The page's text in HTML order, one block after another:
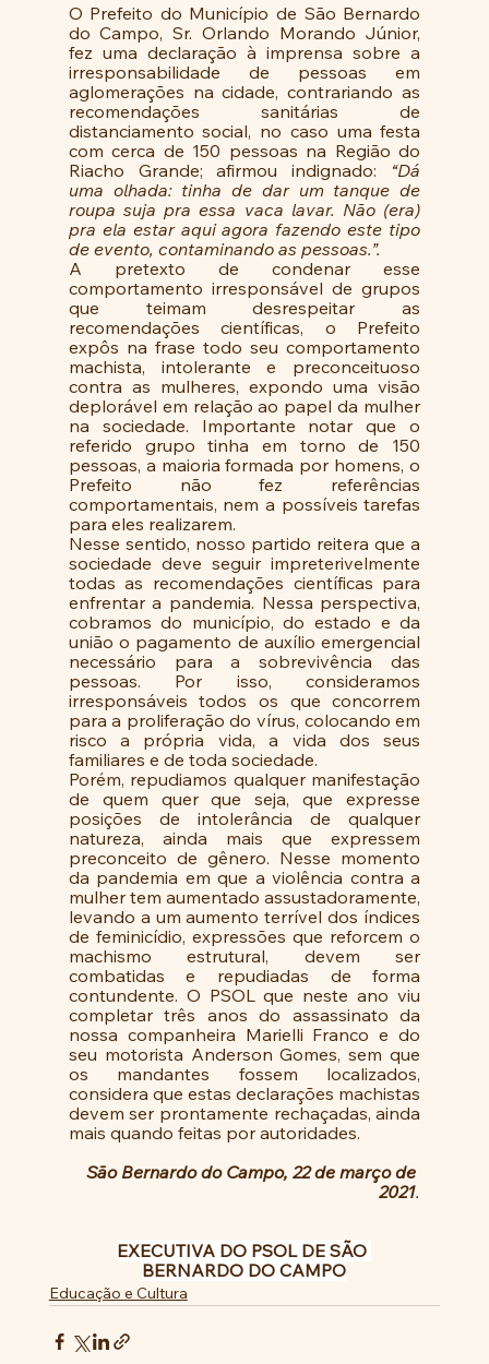
O Prefeito do Município de São Bernardo
do Campo, Sr. Orlando Morando Júnior,
fez uma declaração à imprensa sobre a
irresponsabilidade de pessoas em
aglomerações na cidade, contrariando as
recomendações sanitárias de
distanciamento social, no caso uma festa
com cerca de 150 pessoas na Região do
Riacho Grande; afirmou indignado: “Dá
uma olhada: tinha de dar um tanque de
roupa suja pra essa vaca lavar. Não (era)
pra ela estar aqui agora fazendo este tipo
de evento, contaminando as pessoas.”.
A pretexto de condenar esse
comportamento irresponsável de grupos
que teimam desrespeitar as
recomendações científicas, o Prefeito
expôs na frase todo seu comportamento
machista, intolerante e preconceituoso
contra as mulheres, expondo uma visão
deplorável em relação ao papel da mulher
na sociedade. Importante notar que o
referido grupo tinha em torno de 150
pessoas, a maioria formada por homens, o
Prefeito não fez referências
comportamentais, nem a possíveis tarefas
para eles realizarem.
Nesse sentido, nosso partido reitera que a
sociedade deve seguir impreterivelmente
todas as recomendações científicas para
enfrentar a pandemia. Nessa perspectiva,
cobramos do município, do estado e da
união o pagamento de auxílio emergencial
necessário para a sobrevivência das
pessoas. Por isso, consideramos
irresponsáveis todos os que concorrem
para a proliferação do vírus, colocando em
risco a própria vida, a vida dos seus
familiares e de toda sociedade.
Porém, repudiamos qualquer manifestação
de quem quer que seja, que expresse
posições de intolerância de qualquer
natureza, ainda mais que expressem
preconceito de gênero. Nesse momento
da pandemia em que a violência contra a
mulher tem aumentado assustadoramente,
levando a um aumento terrível dos índices
de feminicídio, expressões que reforcem o
machismo estrutural, devem ser
combatidas e repudiadas de forma
contundente. O PSOL que neste ano viu
completar três anos do assassinato da
nossa companheira Marielli Franco e do
seu motorista Anderson Gomes, sem que
os mandantes fossem localizados,
considera que estas declarações machistas
devem ser prontamente rechaçadas, ainda
mais quando feitas por autoridades.
São Bernardo do Campo, 22 de março de
2021.
EXECUTIVA DO PSOL DE SÃO
BERNARDO DO CAMPO
Educação e Cultura